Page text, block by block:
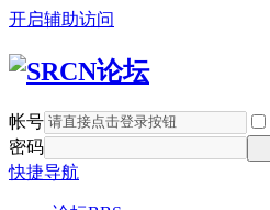
开启辅助访问
帐号
密码
快捷导航